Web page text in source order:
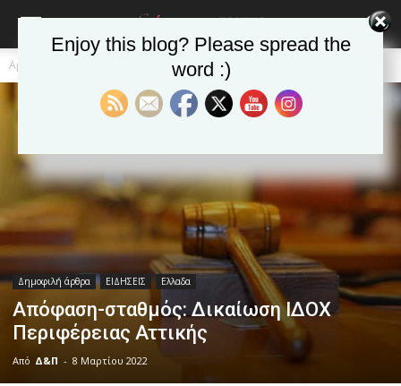
Αρχική
Δημοφιλή άρθρα ΕΙΔΗΣΕΙΣ Ελλαδα
Απόφαση-σταθμός: Δικαίωση ΙΔΟΧ
Περιφέρειας Αττικής
Από Δ&Π - 8 Μαρτίου 2022
Enjoy this blog? Please spread the
word :)